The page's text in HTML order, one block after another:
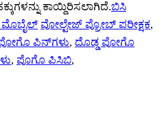
ಕಾಯ್ದಿರಿಸಲಾಗಿದೆ.ಬಿಸಿ
ಮೊಬೈಲ್ ವೋಲ್ಟೇಜ್ ಪ್ರೋಬ್ ಪರೀಕ್ಷಕ,
ಪಿನ್‌ಗಳು, ದೊಡ್ಡ ಪೋಗೊ
, ಪೊಗೊ ಪಿಸಿಬಿ,